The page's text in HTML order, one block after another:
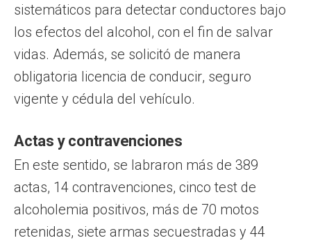
sistemáticos para detectar conductores bajo
los efectos del alcohol, con el fin de salvar
vidas. Además, se solicitó de manera
obligatoria licencia de conducir, seguro
vigente y cédula del vehículo.
Actas y contravenciones
En este sentido, se labraron más de 389
actas, 14 contravenciones, cinco test de
alcoholemia positivos, más de 70 motos
retenidas, siete armas secuestradas y 44